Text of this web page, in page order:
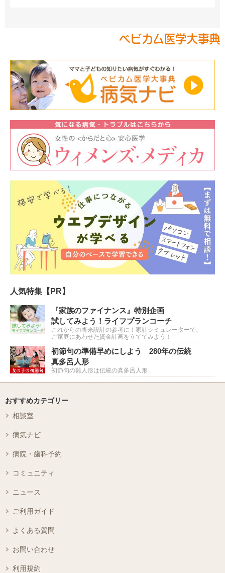
人気特集【PR】
『家族のファイナンス』特別企画
試してみよう！ライフプランコーチ
これからの将来設計の参考に！家計シミュレーターで、
ご家庭にあわせた資金計画を立ててみよう！
初節句の準備早めにしよう 280年の伝統
真多呂人形
初節句の雛人形は伝統の真多呂人形
おすすめカテゴリー
相談室
病気ナビ
病院・歯科予約
コミュニティ
ニュース
ご利用ガイド
よくある質問
お問い合わせ
利用規約